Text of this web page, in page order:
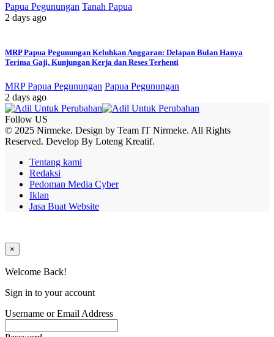
Papua Pegunungan Tanah Papua
2 days ago
MRP Papua Pegunungan Keluhkan Anggaran: Delapan Bulan Hanya
Terima Gaji, Kunjungan Kerja dan Reses Terhenti
MRP Papua Pegunungan Papua Pegunungan
2 days ago
Follow US
© 2025 Nirmeke. Design by Team IT Nirmeke. All Rights
Reserved. Develop By Loteng Kreatif.
Tentang kami
Redaksi
Pedoman Media Cyber
Iklan
Jasa Buat Website
×
Welcome Back!
Sign in to your account
Username or Email Address